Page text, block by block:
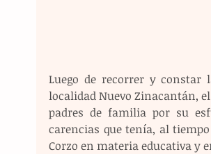
Luego de recorrer y
localidad Nuevo Zinacantán,
padres de familia por su
carencias que tenía, al
Corzo en materia educativa y